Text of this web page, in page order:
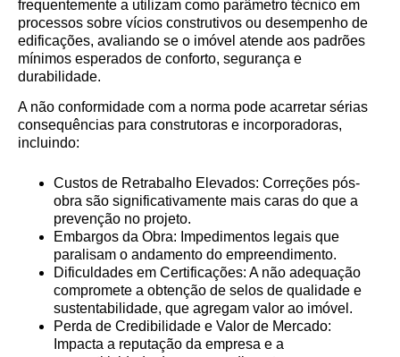
frequentemente a utilizam como parâmetro técnico em
processos sobre vícios construtivos ou desempenho de
edificações, avaliando se o imóvel atende aos padrões
mínimos esperados de conforto, segurança e
durabilidade.
A não conformidade com a norma pode acarretar sérias
consequências para construtoras e incorporadoras,
incluindo:
Custos de Retrabalho Elevados: Correções pós-
obra são significativamente mais caras do que a
prevenção no projeto.
Embargos da Obra: Impedimentos legais que
paralisam o andamento do empreendimento.
Dificuldades em Certificações: A não adequação
compromete a obtenção de selos de qualidade e
sustentabilidade, que agregam valor ao imóvel.
Perda de Credibilidade e Valor de Mercado:
Impacta a reputação da empresa e a